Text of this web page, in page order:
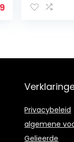
Privacybeleid
algemene
Gelieerde